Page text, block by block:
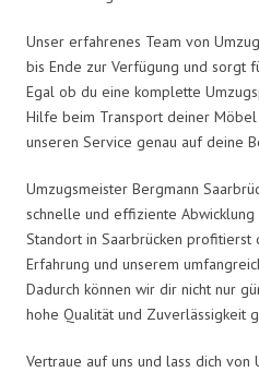
Unser erfahrenes Team von
bis Ende zur Verfügung und sorgt
Egal ob du eine komplette
Hilfe beim Transport deiner Möbel
unseren Service genau auf deine
Umzugsmeister Bergmann
schnelle und effiziente Abwicklung
Standort in Saarbrücken profitierst
Erfahrung und unserem
Dadurch können wir dir nicht nur
hohe Qualität und Zuverlässigkeit
Vertraue auf uns und lass dich von